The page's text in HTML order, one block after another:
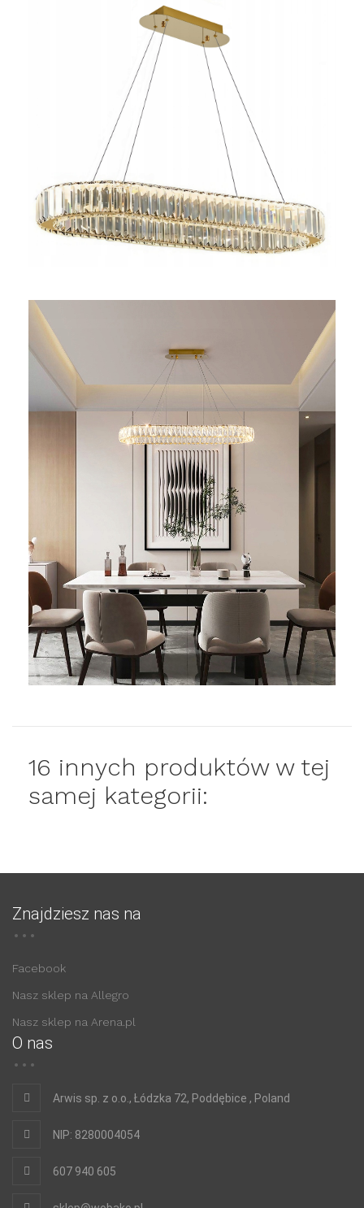
16 innych produktów w tej
samej kategorii:
Znajdziesz nas na
Facebook
Nasz sklep na Allegro
Nasz sklep na Arena.pl
O nas
Arwis sp. z o.o., Łódzka 72, Poddębice , Poland
NIP: 8280004054
607 940 605